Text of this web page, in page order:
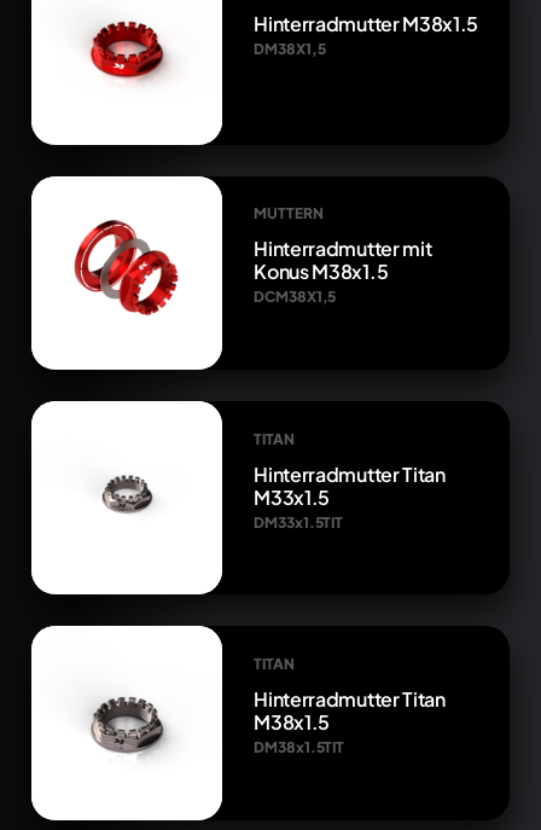
Hinterradmutter M38x1.5
DM38X1,5
MUTTERN
Hinterradmutter mit
Konus M38x1.5
DCM38X1,5
TITAN
Hinterradmutter Titan
M33x1.5
DM33x1.5TIT
TITAN
Hinterradmutter Titan
M38x1.5
DM38x1.5TIT